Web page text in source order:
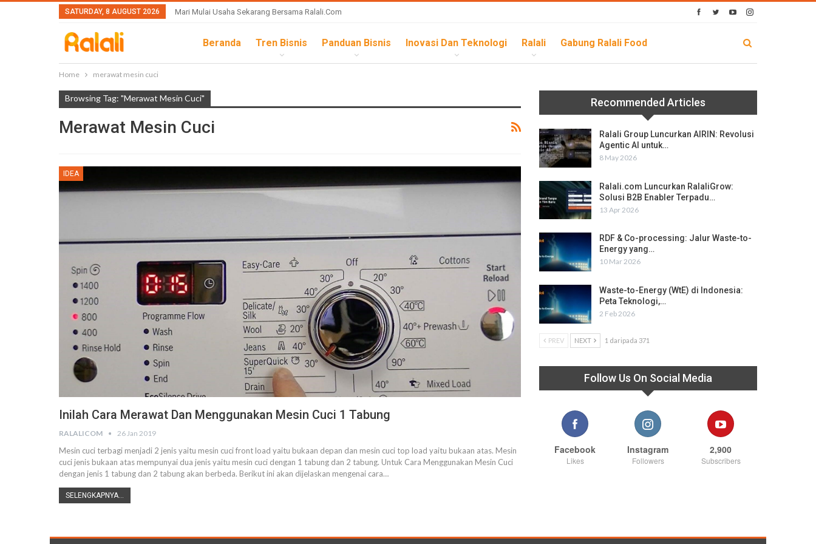
SATURDAY, 8 AUGUST 2026 Mari Mulai Usaha Sekarang Bersama Ralali.com
Beranda Tren Bisnis Panduan Bisnis Inovasi Dan Teknologi Ralali Gabung Ralali Food
Home merawat mesin cuci
Browsing Tag: "merawat Mesin Cuci"
Merawat Mesin Cuci
IDEA
Inilah Cara Merawat Dan Menggunakan Mesin Cuci 1 Tabung
RALALICOM 26 Jan 2019
Mesin cuci terbagi menjadi 2 jenis yaitu mesin cuci front load yaitu bukaan depan dan mesin cuci top load yaitu bukaan atas. Mesin
cuci jenis bukaan atas mempunyai dua jenis yaitu mesin cuci dengan 1 tabung dan 2 tabung. Untuk Cara Menggunakan Mesin Cuci
dengan jenis 1 tabung dan 2 tabung akan berbeda. Berikut ini akan dijelaskan mengenai cara…
SELENGKAPNYA...
Recommended Articles
Ralali Group Luncurkan AIRIN: Revolusi
Agentic AI untuk…
8 May 2026
Ralali.com Luncurkan RalaliGrow:
Solusi B2B Enabler Terpadu…
13 Apr 2026
RDF & Co-processing: Jalur Waste-to-
Energy yang…
10 Mar 2026
Waste-to-Energy (WtE) di Indonesia:
Peta Teknologi,…
2 Feb 2026
PREV NEXT 1 daripada 371
Follow Us On Social Media
Facebook
Likes
Instagram
Followers
2,900
Subscribers